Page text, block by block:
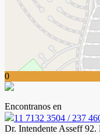
0
Encontranos en
11 7132 3504 / 237
Dr. Intendente Asseff